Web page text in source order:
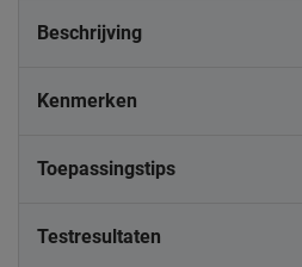
Beschrijving
Kenmerken
Toepassingstips
Testresultaten